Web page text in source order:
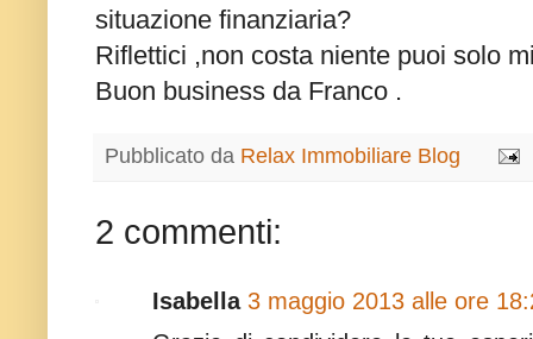
situazione finanziaria?
Riflettici ,non costa niente puoi solo
Buon business da Franco .
Pubblicato da Relax Immobiliare Blog
2 commenti:
Isabella 3 maggio 2013 alle ore